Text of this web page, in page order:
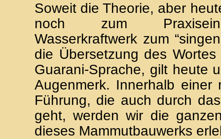
Soweit die Theorie, aber
noch zum
Wasserkraftwerk zum
die Übersetzung des
Guarani-Sprache, gilt heute
Augenmerk. Innerhalb einer
Führung, die auch durch
geht, werden wir die
dieses Mammutbauwerks